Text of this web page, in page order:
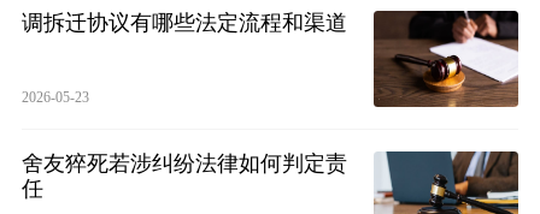
调拆迁协议有哪些法定流程和渠道
2026-05-23
舍友猝死若涉纠纷法律如何判定责
任